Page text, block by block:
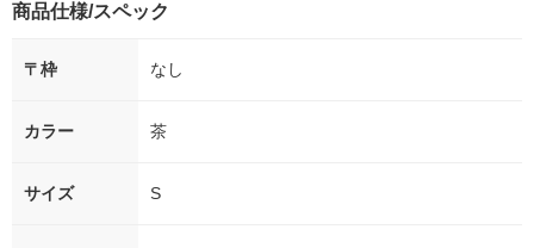
商品仕様/スペック
〒枠 なし
カラー 茶
サイズ S